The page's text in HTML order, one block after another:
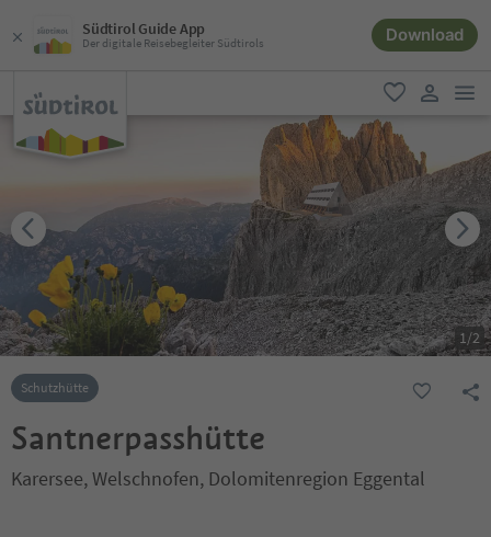
Südtirol Guide App
Der digitale Reisebegleiter Südtirols Download
favorit
1/2
Schutzhütte
Santnerpasshütte
Karersee, Welschnofen, Dolomitenregion Eggental